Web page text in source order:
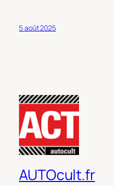
5 août 2025
AUTOcult.fr